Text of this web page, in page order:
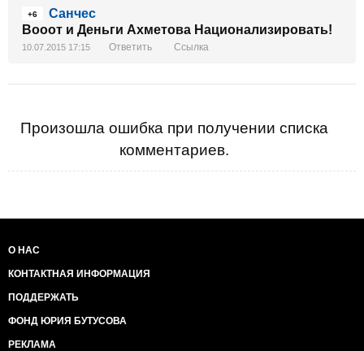
[Зображення недоступне]
Около 14:30 в Горловке, ориентировочно в районе
в радиусе нескольких километров ударной волной
открывало двери, повылетали стекла.
Местные жители утверждают, что взрыв - это
последствия разборок между местными боевиками
Курганки.
было замечено прибытие в город пополнения
"шахтеров" и "трактористов" с военной выправкой,
+6
Санчес
Вооот и Деньги Ахметова Национализировать!
10.07.2015 17:15 Ответить Ссылка
Произошла ошибка при получении списка
комментариев.
О НАС
КОНТАКТНАЯ ИНФОРМАЦИЯ
ПОДДЕРЖАТЬ
ФОНД ЮРИЯ БУТУСОВА
РЕКЛАМА